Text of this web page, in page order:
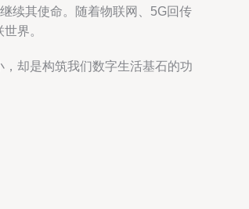
续其使命。随着物联网、5G回传
界。
却是构筑我们数字生活基石的功